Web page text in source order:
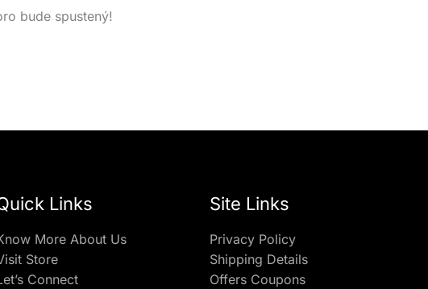
bude spustený!
Links
More About Us
Store
Connect
Site Links
Privacy Policy
Shipping Details
Offers Coupons